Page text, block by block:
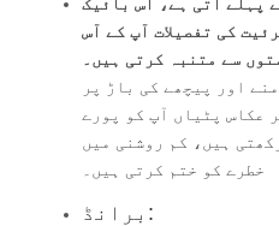
کی تفصیلات آپ کے آس
سے متنبہ کرتی ہیں۔
اور پیچھے کی باڑ پر
عکاس پٹیاں آپ کو پورے
ہیں، کم روشنی میں
خطرے کو ختم کرتی ہیں۔
برانڈ: